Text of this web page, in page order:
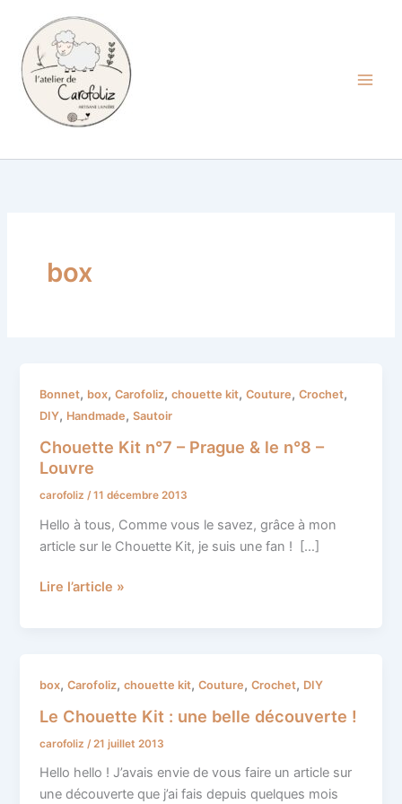
contenu
box
Bonnet, box,Carofoliz,chouette kit,Couture,Crochet,
DIY, Handmade,Sautoir
Chouette Kit n°7 – Prague & le n°8 –
Louvre
carofoliz /11 décembre 2013
Hello à tous, Comme vous le savez, grâce à mon
article sur le Chouette Kit, je suis une fan ! […]
Chouette
Kit
–
Prague
&
le
n°8
Louvre
Lire l’article »
box,Carofoliz,chouette kit,Couture,Crochet, DIY
Le Chouette Kit : une belle découverte !
carofoliz /21 juillet 2013
Hello hello ! J’avais envie de vous faire un article sur
une découverte que j’ai fais depuis quelques mois
Le
Kit
:
une
belle